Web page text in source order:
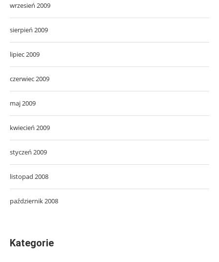
wrzesień 2009
sierpień 2009
lipiec 2009
czerwiec 2009
maj 2009
kwiecień 2009
styczeń 2009
listopad 2008
październik 2008
Kategorie